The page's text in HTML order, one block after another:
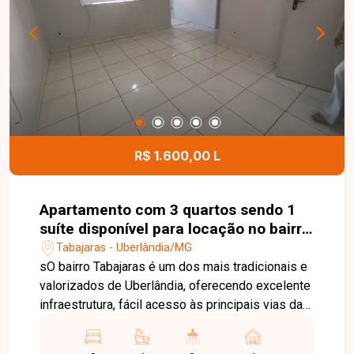
garantindo mais segurança e comodidade aos
moradores. Uma excelente oportunidade para
morar em uma região bem localizada e com toda
a praticidade que você procura. Entre em contato
e agende sua visita!
R$ 1.600,00 L
Apartamento com 3 quartos sendo 1
suíte disponível para locação no bairro
Tabajaras em Uberlândia-MG
Tabajaras - Uberlândia/MG
sO bairro Tabajaras é um dos mais tradicionais e
valorizados de Uberlândia, oferecendo excelente
infraestrutura, fácil acesso às principais vias da
escolas, farmácias, restaurantes e diversos